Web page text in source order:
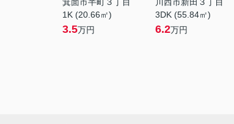
1K (20.66㎡)
3.5万円
3DK (55.84㎡)
6.2万円